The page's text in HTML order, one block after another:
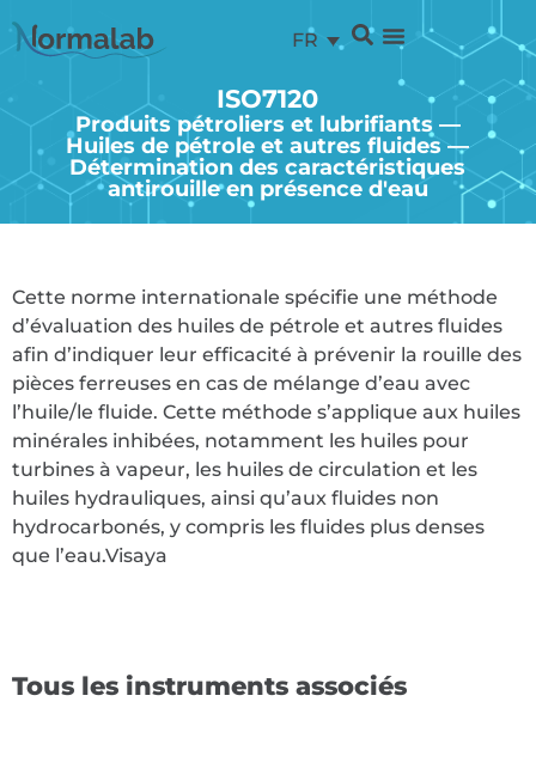
FR
ISO7120
Produits pétroliers et lubrifiants —
Huiles de pétrole et autres fluides —
Détermination des caractéristiques
antirouille en présence d'eau
Cette norme internationale spécifie une méthode
d’évaluation des huiles de pétrole et autres fluides
afin d’indiquer leur efficacité à prévenir la rouille des
pièces ferreuses en cas de mélange d’eau avec
l’huile/le fluide. Cette méthode s’applique aux huiles
minérales inhibées, notamment les huiles pour
turbines à vapeur, les huiles de circulation et les
huiles hydrauliques, ainsi qu’aux fluides non
hydrocarbonés, y compris les fluides plus denses
que l’eau.Visaya
Tous les instruments associés